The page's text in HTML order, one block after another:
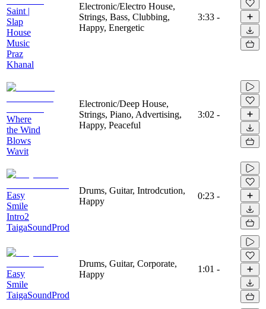
Saint |
Slap
House
Music
Praz
Khanal
Electronic/Electro House,
Strings, Bass, Clubbing,
Happy, Energetic
3:33 -
Where
the Wind
Blows
Wavit
Electronic/Deep House,
Strings, Piano, Advertising,
Happy, Peaceful
3:02 -
Easy
Smile
Intro2
TaigaSoundProd
Drums, Guitar, Introdcution,
Happy
0:23 -
Easy
Smile
TaigaSoundProd
Drums, Guitar, Corporate,
Happy
1:01 -